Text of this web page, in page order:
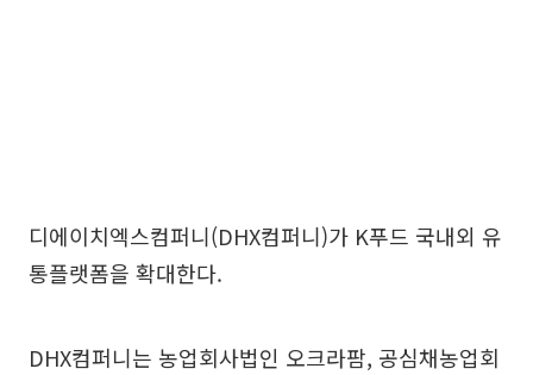
디에이치엑스컴퍼니(DHX컴퍼니)가 K푸드 국내외 유
통플랫폼을 확대한다.
DHX컴퍼니는 농업회사법인 오크라팜, 공심채농업회